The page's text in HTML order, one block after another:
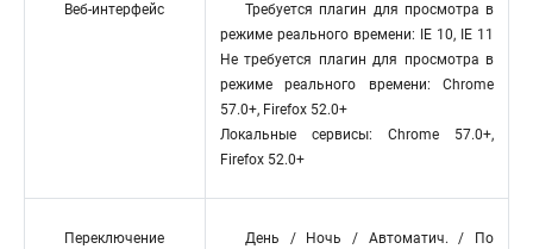
Веб-интерфейс
Требуется плагин для просмотра в
режиме реального времени: IE 10, IE 11
Не требуется плагин для просмотра в
режиме реального времени: Chrome
57.0+, Firefox 52.0+
Локальные сервисы: Chrome 57.0+,
Firefox 52.0+
Переключение
День / Ночь / Автоматич. / По